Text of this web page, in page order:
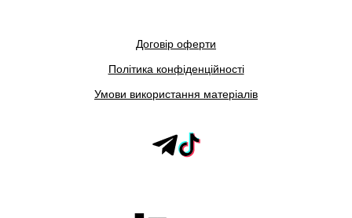
Договір оферти
Політика конфіденційності
Умови використання матеріалів